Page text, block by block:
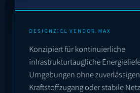
DESIGNZIEL VENDOR.MAX
Konzipiert für kontinuierliche
infrastrukturtaugliche
Umgebungen ohne zuverlässigen
Kraftstoffzugang oder stabile